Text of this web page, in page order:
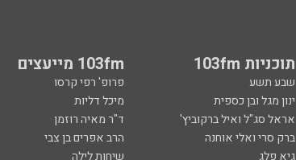
תוכניות 103fm 103fm מייעצים
שבע תשע פרופ' רפי קרסו
ינון מגל ובן כספית
מיכל דליות
אראל סג"ל ואיל ברקוביץ'
ד"ר מאיה רוזמן
ברק סרי ואלי אוחנה
הרב אפרים בן צבי
גיא פלג
שיחות לילה